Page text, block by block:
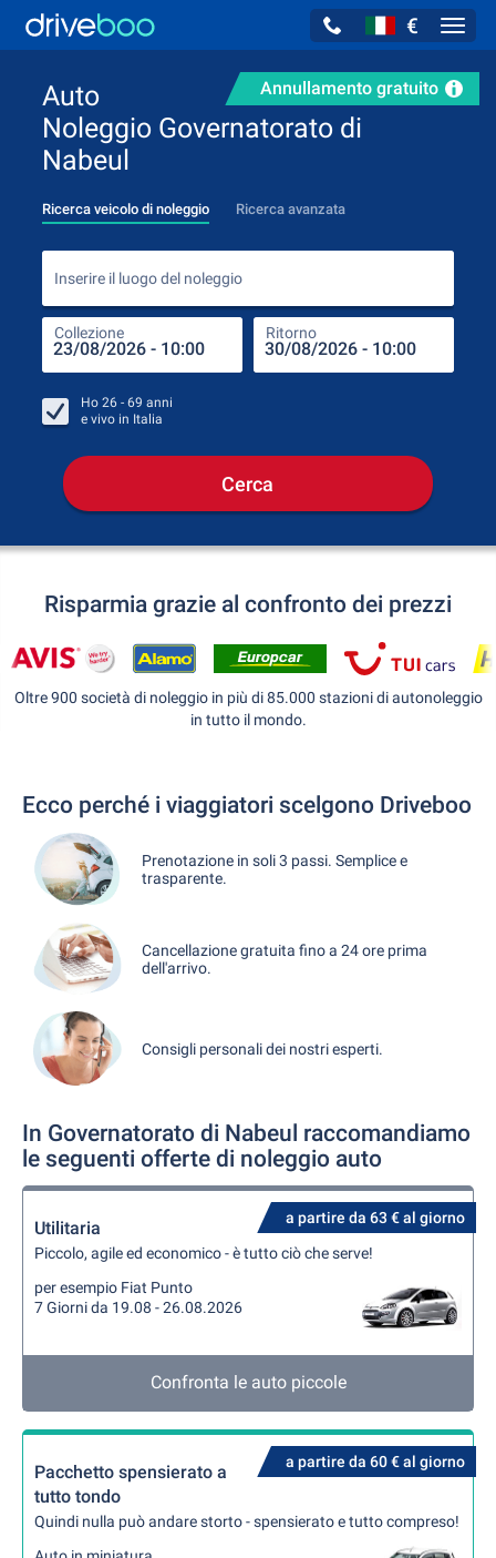
€
Annullamento gratuito
Auto
Noleggio Governatorato di
Nabeul
Ricerca veicolo di noleggio Ricerca avanzata
Inserire il luogo del noleggio
Collezione Ritorno
Ho 26 - 69 anni
e vivo in Italia
Cerca
Risparmia grazie al confronto dei prezzi
Oltre 900 società di noleggio in più di 85.000 stazioni di autonoleggio
in tutto il mondo.
Ecco perché i viaggiatori scelgono Driveboo
Prenotazione in soli 3 passi. Semplice e
trasparente.
Cancellazione gratuita fino a 24 ore prima
dell'arrivo.
Consigli personali dei nostri esperti.
In Governatorato di Nabeul raccomandiamo
le seguenti offerte di noleggio auto
a partire da 63 € al giorno
Utilitaria
Piccolo, agile ed economico - è tutto ciò che serve!
per esempio Fiat Punto
7 Giorni da 19.08 - 26.08.2026
Confronta le auto piccole
a partire da 60 € al giorno
Pacchetto spensierato a
tutto tondo
Quindi nulla può andare storto - spensierato e tutto compreso!